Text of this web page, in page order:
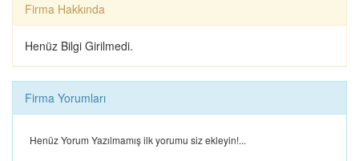
GÖNÜL KAHVESİ
Firma Hakkında
Henüz Bilgi Girilmedi.
Firma Yorumları
Henüz Yorum Yazılmamış ilk yorumu siz ekleyin!...